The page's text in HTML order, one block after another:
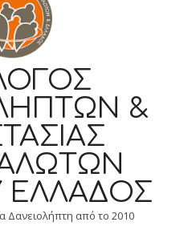
&
ΕΛΛΆΔΟΣ
Δανειολήπτη από το 2010